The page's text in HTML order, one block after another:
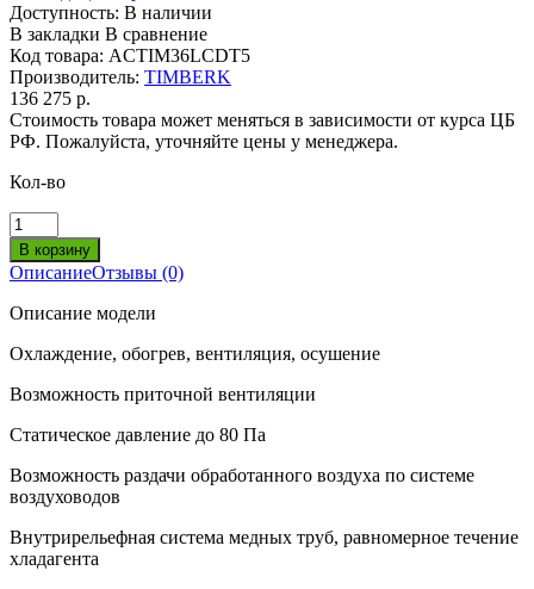
Доступность: В наличии
В закладки В сравнение
Код товара: ACTIM36LCDT5
Производитель: TIMBERK
136 275 р.
Стоимость товара может меняться в зависимости от курса ЦБ
РФ. Пожалуйста, уточняйте цены у менеджера.
Кол-во
ОписаниеОтзывы (0)
Описание модели
Охлаждение, обогрев, вентиляция, осушение
Возможность приточной вентиляции
Статическое давление до 80 Па
Возможность раздачи обработанного воздуха по системе
воздуховодов
Внутрирельефная система медных труб, равномерное течение
хладагента